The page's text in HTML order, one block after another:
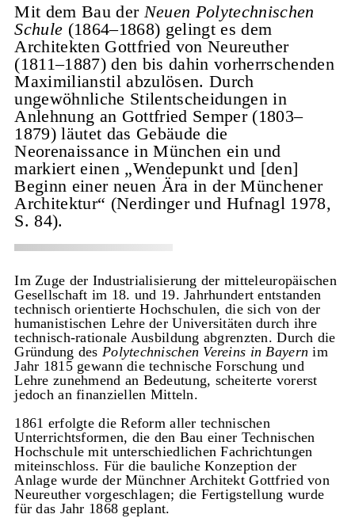
Mit dem Bau der Neuen Polytechnischen
Schule (1864–1868) gelingt es dem
Architekten Gottfried von Neureuther
(1811–1887) den bis dahin vorherrschenden
Maximilianstil abzulösen. Durch
ungewöhnliche Stilentscheidungen in
Anlehnung an Gottfried Semper (1803–
1879) läutet das Gebäude die
Neorenaissance in München ein und
markiert einen „Wendepunkt und [den]
Beginn einer neuen Ära in der Münchener
Architektur“ (Nerdinger und Hufnagl 1978,
S. 84).
Im Zuge der Industrialisierung der mitteleuropäischen
Gesellschaft im 18. und 19. Jahrhundert entstanden
technisch orientierte Hochschulen, die sich von der
humanistischen Lehre der Universitäten durch ihre
technisch-rationale Ausbildung abgrenzten. Durch die
Gründung des Polytechnischen Vereins in Bayern im
Jahr 1815 gewann die technische Forschung und
Lehre zunehmend an Bedeutung, scheiterte vorerst
jedoch an finanziellen Mitteln.
1861 erfolgte die Reform aller technischen
Unterrichtsformen, die den Bau einer Technischen
Hochschule mit unterschiedlichen Fachrichtungen
miteinschloss. Für die bauliche Konzeption der
Anlage wurde der Münchner Architekt Gottfried von
Neureuther vorgeschlagen; die Fertigstellung wurde
für das Jahr 1868 geplant.